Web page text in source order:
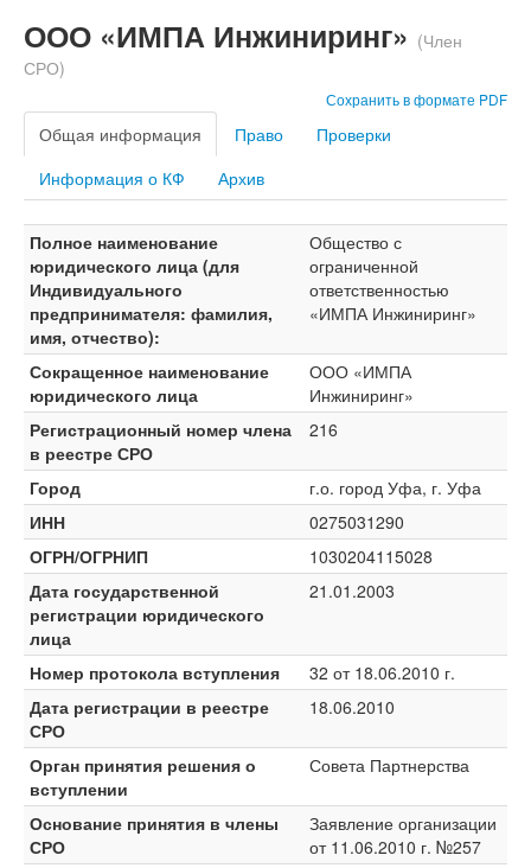
ООО «ИМПА Инжиниринг» (Член
СРО)
Сохранить в формате PDF
Общая информация Право
Проверки
Информация о КФ
Архив
Полное наименование
юридического лица (для
Индивидуального
предпринимателя: фамилия,
имя, отчество):
Общество с
ограниченной
ответственностью
«ИМПА Инжиниринг»
Сокращенное наименование
юридического лица
ООО «ИМПА
Инжиниринг»
Регистрационный номер члена
в реестре СРО
216
Город
г.о. город Уфа, г. Уфа
ИНН
0275031290
ОГРН/ОГРНИП
1030204115028
Дата государственной
регистрации юридического
лица
21.01.2003
Номер протокола вступления
32 от 18.06.2010 г.
Дата регистрации в реестре
СРО
18.06.2010
Орган принятия решения о
вступлении
Совета Партнерства
Основание принятия в члены
СРО
Заявление организации
от 11.06.2010 г. №257